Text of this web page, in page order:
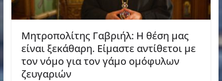
Μητροπολίτης Γαβριήλ: Η θέση μας
είναι ξεκάθαρη. Είμαστε αντίθετοι με
τον νόμο για τον γάμο ομόφυλων
ζευγαριών